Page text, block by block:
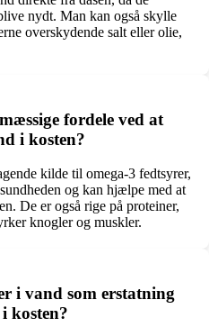
nydt. Man kan også skylle
overskydende salt eller olie,
fordele ved at
i kosten?
kilde til omega-3 fedtsyrer,
og kan hjælpe med at
De er også rige på proteiner,
knogler og muskler.
i vand som erstatning
kosten?